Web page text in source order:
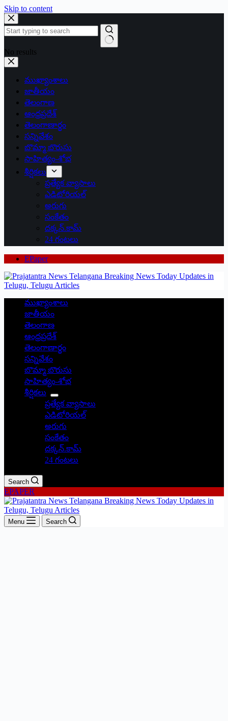
Skip to content
No results
ముఖ్యాంశాలు
జాతీయం
తెలంగాణ
ఆంధ్రప్రదేశ్
తెలంగాణార్థం
సన్నివేశం
బొమ్మా బొరుసు
సాహిత్యం-శోభ
శీర్షికలు
ప్రత్యేక వ్యాసాలు
ఎడిటోరియల్
అరుగు
సంకేతం
దక్కన్.కామ్
24 గంటలు
EPaper
ముఖ్యాంశాలు
జాతీయం
తెలంగాణ
ఆంధ్రప్రదేశ్
తెలంగాణార్థం
సన్నివేశం
బొమ్మా బొరుసు
సాహిత్యం-శోభ
శీర్షికలు
ప్రత్యేక వ్యాసాలు
ఎడిటోరియల్
అరుగు
సంకేతం
దక్కన్.కామ్
24 గంటలు
Search
EPAPER
Menu Search